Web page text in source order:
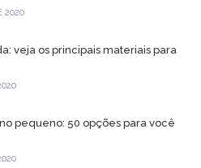
2020
veja os principais materiais para
pequeno: 50 opções para você